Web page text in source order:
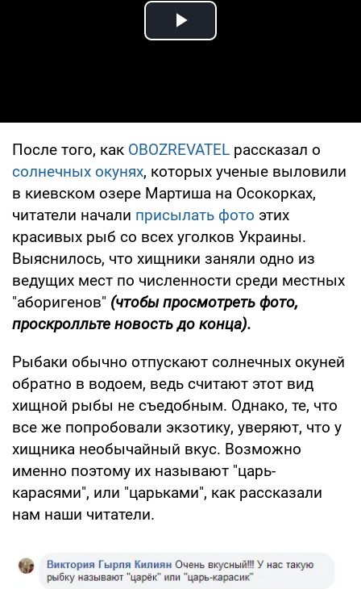
Play Video
После того, как OBOZREVATEL рассказал о
солнечных окунях, которых ученые выловили
в киевском озере Мартиша на Осокорках,
читатели начали присылать фото этих
красивых рыб со всех уголков Украины.
Выяснилось, что хищники заняли одно из
ведущих мест по численности среди местных
"аборигенов" (чтобы просмотреть фото,
проскролльте новость до конца).
Рыбаки обычно отпускают солнечных окуней
обратно в водоем, ведь считают этот вид
хищной рыбы не съедобным. Однако, те, что
все же попробовали экзотику, уверяют, что у
хищника необычайный вкус. Возможно
именно поэтому их называют "царь-
карасями", или "царьками", как рассказали
нам наши читатели.